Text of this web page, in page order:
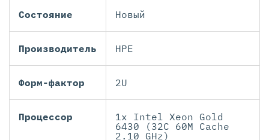
Состояние Новый
Производитель HPE
Форм-фактор 2U
Процессор
1x Intel Xeon Gold
6430 (32C 60M Cache
2.10 GHz)